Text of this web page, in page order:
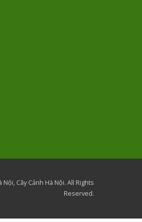
Cây Cảnh Hà Nội. All Rights
Reserved.